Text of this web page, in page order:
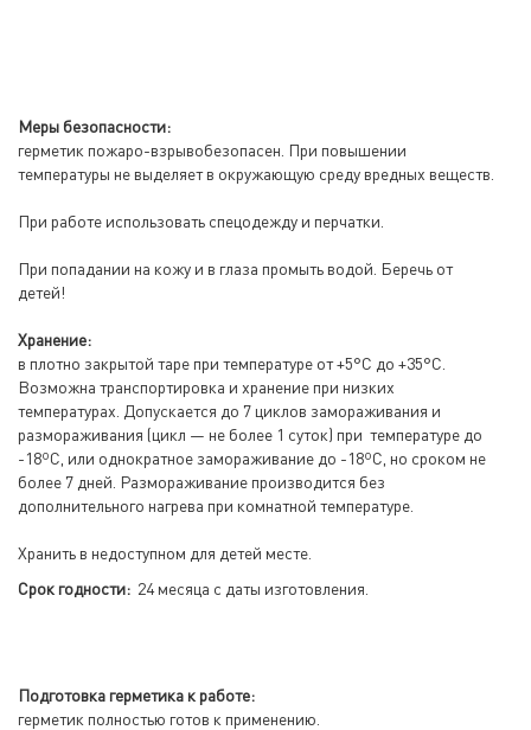
Меры безопасности:
герметик пожаро-взрывобезопасен. При повышении
температуры не выделяет в окружающую среду вредных веществ.
При работе использовать спецодежду и перчатки.
При попадании на кожу и в глаза промыть водой. Беречь от
детей!
Хранение:
в плотно закрытой таре при температуре от +5°С до +35°С.
Возможна транспортировка и хранение при низких
температурах. Допускается до 7 циклов замораживания и
размораживания (цикл — не более 1 суток) при температуре до
-18ºС, или однократное замораживание до -18ºС, но сроком не
более 7 дней. Размораживание производится без
дополнительного нагрева при комнатной температуре.
Хранить в недоступном для детей месте.
Срок годности: 24 месяца с даты изготовления.
Подготовка герметика к работе:
герметик полностью готов к применению.